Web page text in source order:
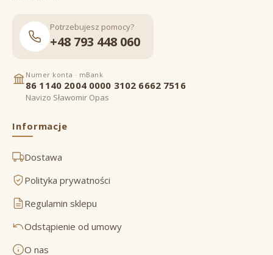
Potrzebujesz pomocy?
+48 793 448 060
Numer konta · mBank
86 1140 2004 0000 3102 6662 7516
Navizo Sławomir Opas
Informacje
Dostawa
Polityka prywatności
Regulamin sklepu
Odstąpienie od umowy
O nas